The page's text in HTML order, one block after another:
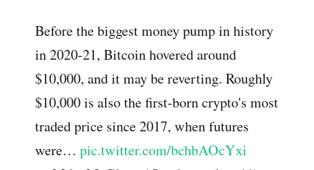
Before the biggest money pump in history
in 2020-21, Bitcoin hovered around
$10,000, and it may be reverting. Roughly
$10,000 is also the first-born crypto's most
traded price since 2017, when futures
were…pic.twitter.com/bchbAOcYxi